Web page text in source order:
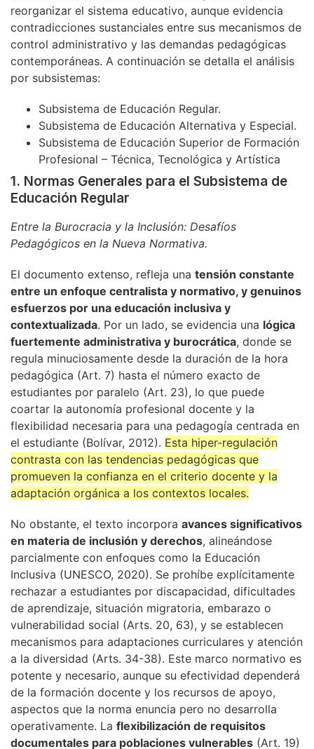
reorganizar el sistema educativo, aunque evidencia
contradicciones sustanciales entre sus mecanismos de
control administrativo y las demandas pedagógicas
contemporáneas. A continuación se detalla el análisis
por subsistemas:
Subsistema de Educación Regular.
Subsistema de Educación Alternativa y Especial.
Subsistema de Educación Superior de Formación
Profesional – Técnica, Tecnológica y Artística
1. Normas Generales para el Subsistema de
Educación Regular
Entre la Burocracia y la Inclusión: Desafíos
Pedagógicos en la Nueva Normativa.
El documento extenso, refleja una tensión constante
entre un enfoque centralista y normativo, y genuinos
esfuerzos por una educación inclusiva y
contextualizada. Por un lado, se evidencia una lógica
fuertemente administrativa y burocrática, donde se
regula minuciosamente desde la duración de la hora
pedagógica (Art. 7) hasta el número exacto de
estudiantes por paralelo (Art. 23), lo que puede
coartar la autonomía profesional docente y la
flexibilidad necesaria para una pedagogía centrada en
el estudiante (Bolívar, 2012). Esta hiper-regulación
contrasta con las tendencias pedagógicas que
promueven la confianza en el criterio docente y la
adaptación orgánica a los contextos locales.
No obstante, el texto incorpora avances significativos
en materia de inclusión y derechos, alineándose
parcialmente con enfoques como la Educación
Inclusiva (UNESCO, 2020). Se prohíbe explícitamente
rechazar a estudiantes por discapacidad, dificultades
de aprendizaje, situación migratoria, embarazo o
vulnerabilidad social (Arts. 20, 63), y se establecen
mecanismos para adaptaciones curriculares y atención
a la diversidad (Arts. 34-38). Este marco normativo es
potente y necesario, aunque su efectividad dependerá
de la formación docente y los recursos de apoyo,
aspectos que la norma enuncia pero no desarrolla
operativamente. La flexibilización de requisitos
documentales para poblaciones vulnerables (Art. 19)